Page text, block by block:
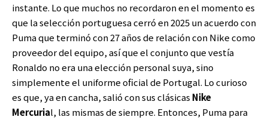
instante. Lo que muchos no recordaron en el momento es
que la selección portuguesa cerró en 2025 un acuerdo con
Puma que terminó con 27 años de relación con Nike como
proveedor del equipo, así que el conjunto que vestía
Ronaldo no era una elección personal suya, sino
simplemente el uniforme oficial de Portugal. Lo curioso
es que, ya en cancha, salió con sus clásicas Nike
Mercurial, las mismas de siempre. Entonces, Puma para